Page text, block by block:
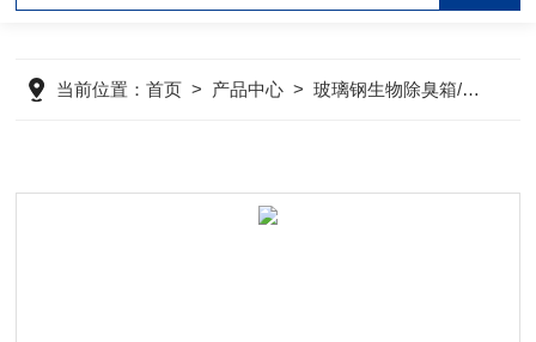
当前位置：首页 > 产品中心 >玻璃钢生物除臭箱/塔